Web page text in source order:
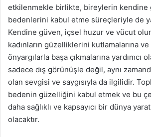
etkilenmekle birlikte, bireylerin kendine
bedenlerini kabul etme süreçleriyle de
Kendine güven, içsel huzur ve vücut
kadınların güzelliklerini kutlamalarına
önyargılarla başa çıkmalarına yardımcı
sadece dış görünüşle değil, aynı
olan sevgisi ve saygısıyla da ilgilidir.
bedenin güzelliğini kabul etmek ve bu
daha sağlıklı ve kapsayıcı bir dünya
olacaktır.